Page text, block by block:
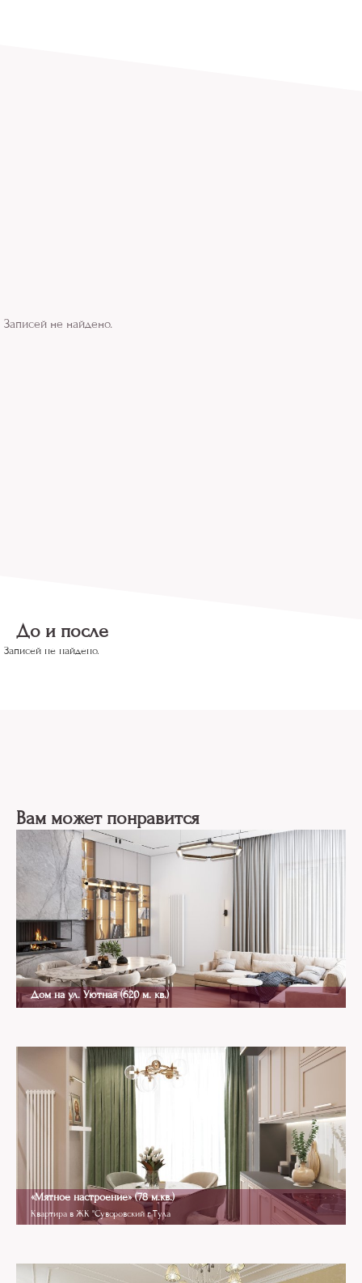
Записей не найдено.
До и после
Записей не найдено.
Вам может понравится
Дом на ул. Уютная (620 м. кв.)
«Мятное настроение» (78 м.кв.)
Квартира в ЖК "Суворовский г. Тула